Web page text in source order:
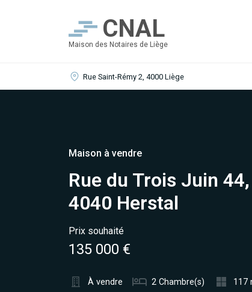
Rue Saint-Rémy 2, 4000 Liège
CNAL
Maison des Notaires de Liège
Maison à vendre
Rue du Trois Juin 44,
4040 Herstal
Prix souhaité
135 000 €
À vendre 2 Chambre(s)
117